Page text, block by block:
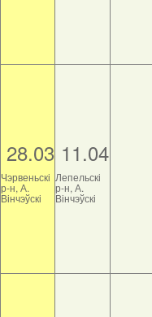
28.03
Чэрвеньскі
р-н, А.
Вінчэўскі
11.04
Лепельскі
р-н, А.
Вінчэўскі